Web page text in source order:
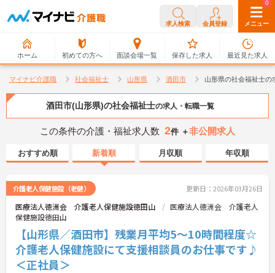
求人検索 会員登録 メニュー
ホーム 初めての方へ 面談会場一覧
0
保存した求人
0
最近見た求人
マイナビ介護職 社会福祉士 山形県 酒田市 山形県の社会福祉士の
酒田市(山形県)の社会福祉士の求人・転職一覧
この条件の介護・福祉求人数 2件 ＋非公開求人
おすすめ順 新着順 月収順 年収順
介護老人保健施設（老健） 更新日：2026年03月26日
医療法人徳洲会 介護老人保健施設徳田山
医療法人徳洲会 介護老人
保健施設徳田山
【山形県／酒田市】残業月平均5～10時間程度☆
介護老人保健施設にて支援相談員のお仕事です♪
＜正社員＞